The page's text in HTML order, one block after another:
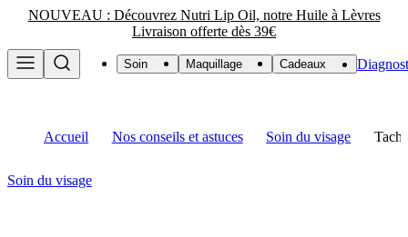
NOUVEAU : Découvrez Nutri Lip Oil, notre Huile à Lèvres
Livraison offerte dès 39€
Soin Maquillage Cadeaux
Accueil Nos conseils et astuces Soin du visage
Soin du visage